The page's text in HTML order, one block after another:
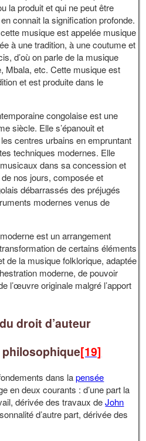
la produit et qui ne peut être
connait la signification profonde.
musique est appelée musique
à une tradition, à une coutume et
d’où on parle de la musique
Mbala, etc. Cette musique est
et est produite dans le
congolaise est une
siècle. Elle s’épanouit et
centres urbains en empruntant
techniques modernes. Elle
dans sa concession et
nos jours, composée et
débarrassés des préjugés
modernes venus de
est un arrangement
de certains éléments
de la musique folklorique, adaptée
moderne, de pouvoir
l’œuvre originale malgré l’apport
droit d’auteur
philosophique[19]
dans lapensée
en deux courants : d’une part la
dérivée des travaux deJohn
d’autre part, dérivée des